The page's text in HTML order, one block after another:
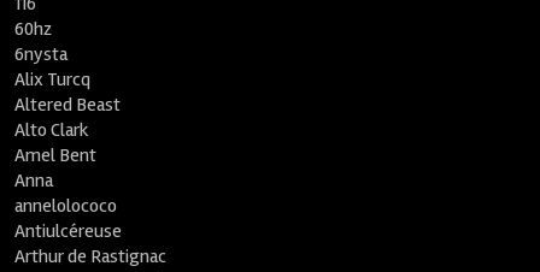
60hz
6nysta
Alix Turcq
Altered Beast
Alto Clark
Amel Bent
Anna
annelolococo
Antiulcéreuse
Arthur de Rastignac